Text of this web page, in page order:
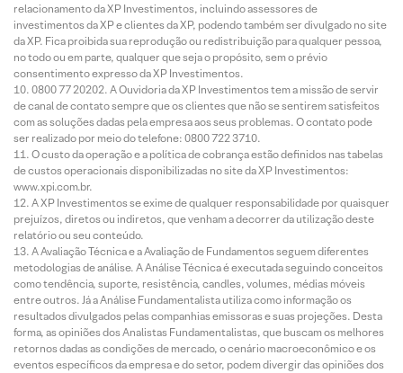
relacionamento da XP Investimentos, incluindo assessores de
investimentos da XP e clientes da XP, podendo também ser divulgado no site
da XP. Fica proibida sua reprodução ou redistribuição para qualquer pessoa,
no todo ou em parte, qualquer que seja o propósito, sem o prévio
consentimento expresso da XP Investimentos.
0800 77 20202. A Ouvidoria da XP Investimentos tem a missão de servir
de canal de contato sempre que os clientes que não se sentirem satisfeitos
com as soluções dadas pela empresa aos seus problemas. O contato pode
ser realizado por meio do telefone: 0800 722 3710.
O custo da operação e a política de cobrança estão definidos nas tabelas
de custos operacionais disponibilizadas no site da XP Investimentos:
www.xpi.com.br.
A XP Investimentos se exime de qualquer responsabilidade por quaisquer
prejuízos, diretos ou indiretos, que venham a decorrer da utilização deste
relatório ou seu conteúdo.
A Avaliação Técnica e a Avaliação de Fundamentos seguem diferentes
metodologias de análise. A Análise Técnica é executada seguindo conceitos
como tendência, suporte, resistência, candles, volumes, médias móveis
entre outros. Já a Análise Fundamentalista utiliza como informação os
resultados divulgados pelas companhias emissoras e suas projeções. Desta
forma, as opiniões dos Analistas Fundamentalistas, que buscam os melhores
retornos dadas as condições de mercado, o cenário macroeconômico e os
eventos específicos da empresa e do setor, podem divergir das opiniões dos